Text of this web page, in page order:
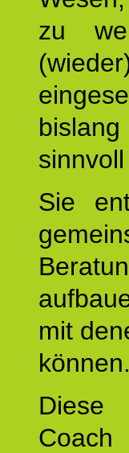
zu
Sie
mit
können.
Diese